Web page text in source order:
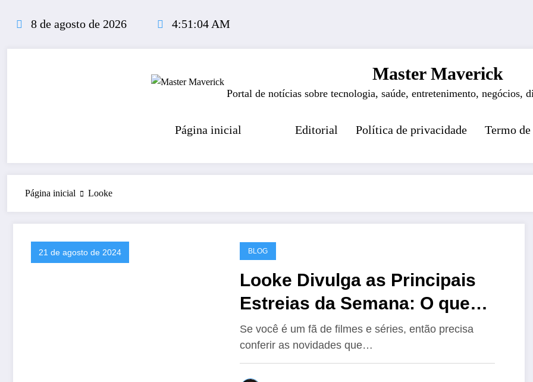
conteúdo
8 de agosto de 2026 4:51:04 AM
Master Maverick
Portal de notícias sobre tecnologia, saúde, entretenimento, negócios,
Página inicial Editorial Política de privacidade Termo
Página inicial Looke
21 de agosto de 2024 BLOG
Looke Divulga as Principais
Estreias da Semana: O que
Não Perder!
Se você é um fã de filmes e séries, então precisa
conferir as novidades que…